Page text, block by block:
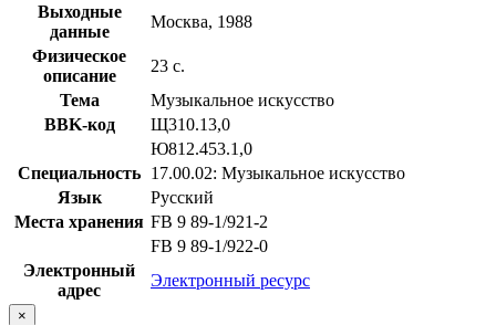
Выходные
данные
Москва, 1988
Физическое
описание
23 с.
Тема
Музыкальное искусство
BBK-код
Щ310.13,0
Ю812.453.1,0
Специальность 17.00.02: Музыкальное искусство
Язык
Русский
Места хранения FB 9 89-1/921-2
FB 9 89-1/922-0
Электронный
адрес
Электронный ресурс
×